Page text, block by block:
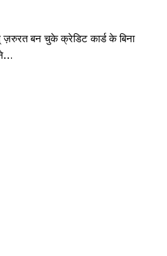
बन चुके क्रेडिट कार्ड के बिना